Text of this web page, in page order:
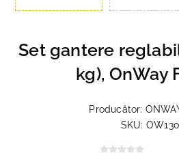
Set gantere
kg), OnWay
Producător:
SKU: